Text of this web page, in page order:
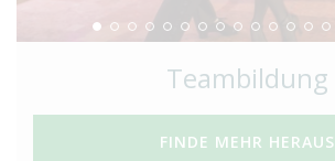
Teambildung
FINDE MEHR HERAUS